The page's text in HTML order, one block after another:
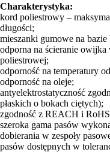
Charakterystyka:
kord poliestrowy –
długości;
mieszanki gumowe na
odporna na ścieranie
poliestrowej;
odporność na temperatury
odporność na oleje;
antyelektrostatyczność
płaskich o bokach ciętych);
zgodność z REACH i
szeroka gama pasów
dobierania w zespoły
pasów dostępnych w